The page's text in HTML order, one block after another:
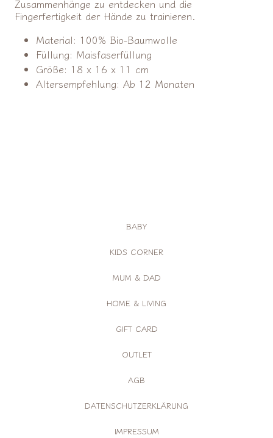
Zusammenhänge zu entdecken und die
Fingerfertigkeit der Hände zu trainieren.
Material: 100% Bio-Baumwolle
Füllung: Maisfaserfüllung
Größe: 18 x 16 x 11 cm
Altersempfehlung: Ab 12 Monaten
BABY
KIDS CORNER
MUM & DAD
HOME & LIVING
GIFT CARD
OUTLET
AGB
DATENSCHUTZERKLÄRUNG
IMPRESSUM